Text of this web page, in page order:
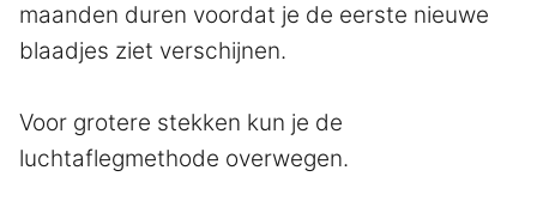
maanden duren voordat je de eerste nieuwe
blaadjes ziet verschijnen.
Voor grotere stekken kun je de
luchtaflegmethode overwegen.